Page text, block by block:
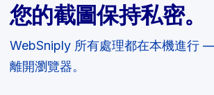
您的截圖保持私密。
WebSniply 所有處理都在本機進行
離開瀏覽器。